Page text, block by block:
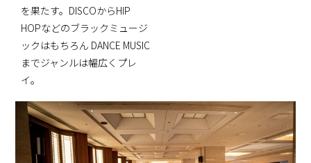
を果たす。DISCOからHIP
HOPなどのブラックミュージ
ックはもちろん DANCE MUSIC
までジャンルは幅広くプレ
イ。